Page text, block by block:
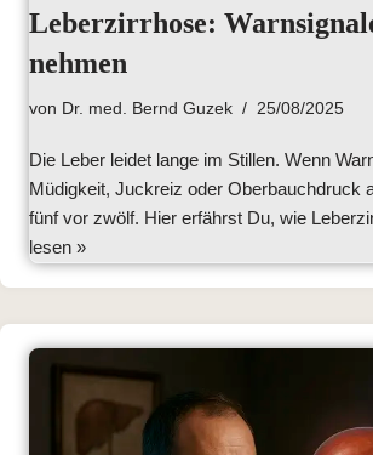
Leberzirrhose:
nehmen
von Dr. med. Bernd Guzek 25/08/2025
Die Leber leidet lange im Stillen. Wenn
Müdigkeit, Juckreiz oder Oberbauchdruck
fünf vor zwölf. Hier erfährst Du, wie
lesen »